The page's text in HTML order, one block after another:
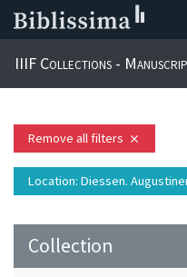
IIIF Collections -
Remove all filters close
Location
Collection